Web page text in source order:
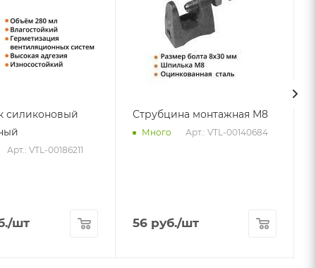
силиконовый
Арт.: VTL-00186211
/шт
Струбцина монтажная М8
Много Арт.: VTL-00140684
56 руб./шт